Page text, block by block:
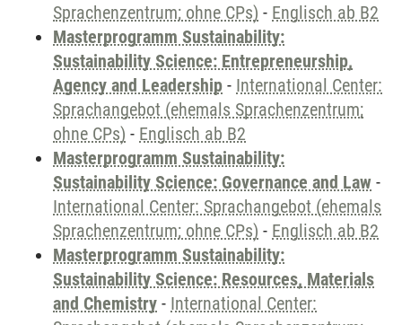
Sprachenzentrum; ohne CPs) - Englisch ab B2
Masterprogramm Sustainability:
Sustainability Science: Entrepreneurship,
Agency and Leadership - International Center:
Sprachangebot (ehemals Sprachenzentrum;
ohne CPs) - Englisch ab B2
Masterprogramm Sustainability:
Sustainability Science: Governance and Law -
International Center: Sprachangebot (ehemals
Sprachenzentrum; ohne CPs) - Englisch ab B2
Masterprogramm Sustainability:
Sustainability Science: Resources, Materials
and Chemistry - International Center: